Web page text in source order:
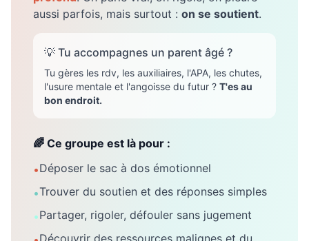
aussi parfois, mais surtout : on se soutient.
💡 Tu accompagnes un parent âgé ?
Tu gères les rdv, les auxiliaires, l'APA, les chutes,
l'usure mentale et l'angoisse du futur ? T'es au
bon endroit.
🌈 Ce groupe est là pour :
•Déposer le sac à dos émotionnel
•Trouver du soutien et des réponses simples
•Partager, rigoler, défouler sans jugement
Découvrir des ressources malignes et du